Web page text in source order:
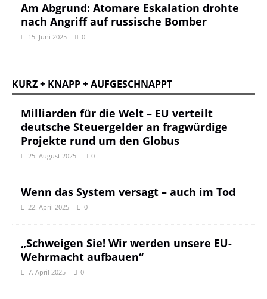
Am Abgrund: Atomare Eskalation drohte
nach Angriff auf russische Bomber
15. Juni 2025 0
KURZ + KNAPP + AUFGESCHNAPPT
Milliarden für die Welt – EU verteilt
deutsche Steuergelder an fragwürdige
Projekte rund um den Globus
25. August 2025 0
Wenn das System versagt – auch im Tod
22. April 2025 0
„Schweigen Sie! Wir werden unsere EU-
Wehrmacht aufbauen“
7. April 2025 0